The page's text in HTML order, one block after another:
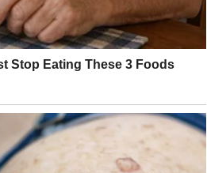
priče, za ljude koji se javljaju
više ne želi da voli na „čekanju“.
koje dugo stoji u nečijem grlu, ili
ovo je trenutak kada može
igrice, već daje jasnoću,